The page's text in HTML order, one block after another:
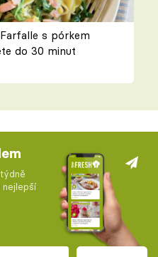
s pórkem
do 30 minut
nejlepší